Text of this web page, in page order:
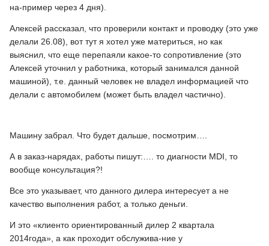
на-пример через 4 дня).
Алексей рассказал, что проверили контакт и проводку (это уже
делали 26.08), вот тут я хотел уже материться, но как
выяснил, что еще перепаяли какое-то сопротивление (это
Алексей уточнил у работника, который занимался данной
машиной), т.е. данный человек не владел информацией что
делали с автомобилем (может быть владел частично).
Машину забрал. Что будет дальше, посмотрим….
А в заказ-нарядах, работы пишут:…. то диагности MDI, то
вообще консультация?!
Все это указывает, что данного дилера интересует а не
качество выполнения работ, а только деньги.
И это «клиенто ориентированный дилер 2 квартала
2014года», а как проходит обслужива-ние у